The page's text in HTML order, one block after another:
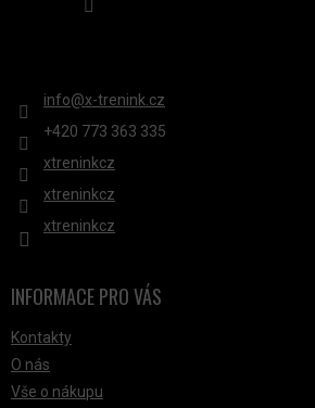
info@x-trenink.cz
+420 ‭773 363 335
xtreninkcz
xtreninkcz
xtreninkcz
INFORMACE PRO VÁS
Kontakty
O nás
Vše o nákupu